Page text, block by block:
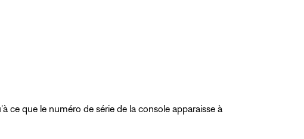
ce que le numéro de série de la console apparaisse à